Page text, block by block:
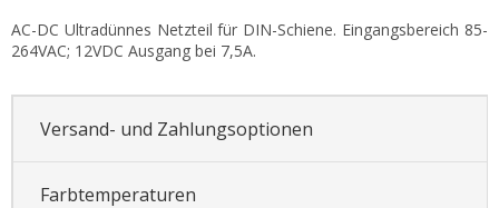
AC-DC Ultradünnes Netzteil für DIN-Schiene. Eingangsbereich 85-
264VAC; 12VDC Ausgang bei 7,5A.
Versand- und Zahlungsoptionen
Farbtemperaturen